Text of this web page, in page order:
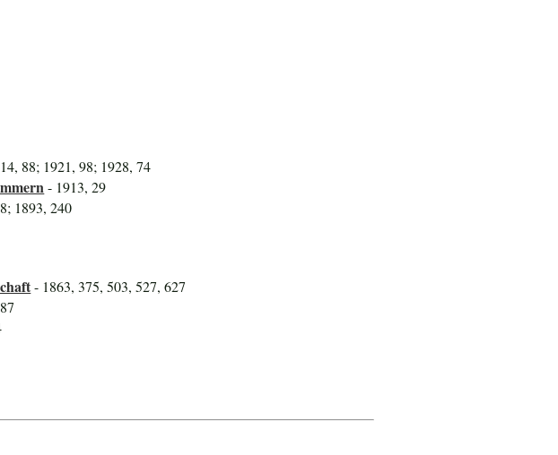
88; 1921, 98; 1928, 74
- 1913, 29
1893, 240
- 1863, 375, 503, 527, 627